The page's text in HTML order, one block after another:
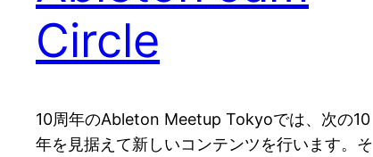
Circle
10周年のAbleton Meetup Tokyoでは、次の10
年を見据えて新しいコンテンツを行います。そ